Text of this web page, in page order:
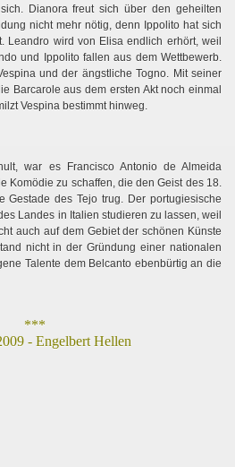
Dianora freut sich über den geheilten
nicht mehr nötig, denn Ippolito hat sich
Leandro wird von Elisa endlich erhört, weil
und Ippolito fallen aus dem Wettbewerb.
und der ängstliche Togno. Mit seiner
Barcarole aus dem ersten Akt noch einmal
Vespina bestimmt hinweg.
war es Francisco Antonio de Almeida
Komödie zu schaffen, die den Geist des 18.
Gestade des Tejo trug. Der portugiesische
Landes in Italien studieren zu lassen, weil
auch auf dem Gebiet der schönen Künste
nicht in der Gründung einer nationalen
Talente dem Belcanto ebenbürtig an die
***
- Engelbert Hellen